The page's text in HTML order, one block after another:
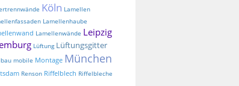
Köln Lamellen
Lamellenhaube
Lamellenwände Leipzig
Lüftung Lüftungsgitter
mobile Montage München
Renson Riffelblech Riffelbleche